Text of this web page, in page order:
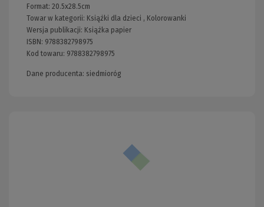
Format: 20.5x28.5cm
Towar w kategorii: Książki dla dzieci , Kolorowanki
Wersja publikacji: Książka papier
ISBN: 9788382798975
Kod towaru: 9788382798975
Dane producenta: siedmioróg